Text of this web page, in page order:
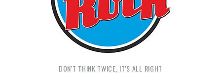
DON'T THINK TWICE, IT'S ALL RIGHT